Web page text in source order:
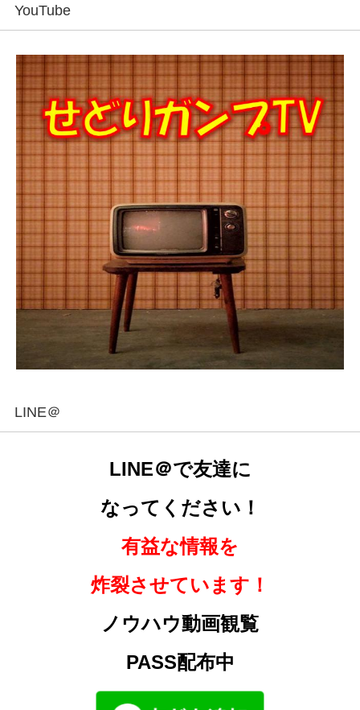
YouTube
LINE＠
LINE＠で友達に
なってください！
有益な情報を
炸裂させています！
ノウハウ動画観覧
PASS配布中